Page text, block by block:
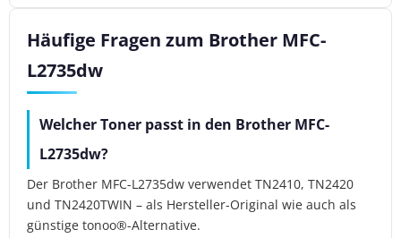
Häufige Fragen zum Brother MFC-
L2735dw
Welcher Toner passt in den Brother MFC-
L2735dw?
Der Brother MFC-L2735dw verwendet TN2410, TN2420
und TN2420TWIN – als Hersteller-Original wie auch als
günstige tonoo®-Alternative.